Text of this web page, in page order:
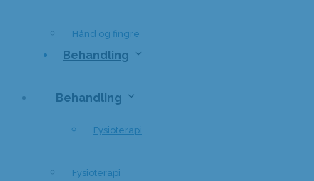
Behandling
Fysioterapi
Hånd og fingre
Behandling
Fysioterapi